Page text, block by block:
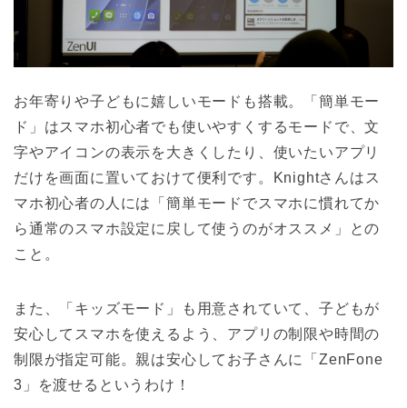
お年寄りや子どもに嬉しいモードも搭載。「簡単モー
ド」はスマホ初心者でも使いやすくするモードで、文
字やアイコンの表示を大きくしたり、使いたいアプリ
だけを画面に置いておけて便利です。Knightさんはス
マホ初心者の人には「簡単モードでスマホに慣れてか
ら通常のスマホ設定に戻して使うのがオススメ」との
こと。
また、「キッズモード」も用意されていて、子どもが
安心してスマホを使えるよう、アプリの制限や時間の
制限が指定可能。親は安心してお子さんに「ZenFone
3」を渡せるというわけ！